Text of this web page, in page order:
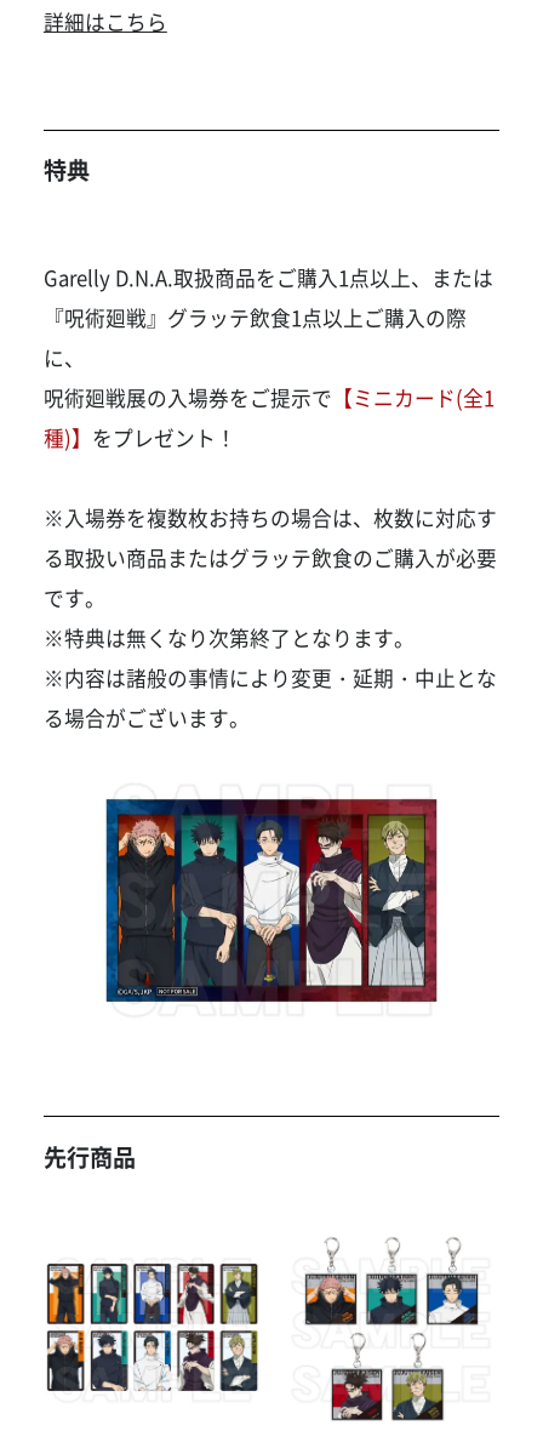
詳細はこちら
特典
Garelly D.N.A.取扱商品をご購入1点以上、または
『呪術廻戦』グラッテ飲食1点以上ご購入の際
に、
呪術廻戦展の入場券をご提示で 【ミニカード(全1
種)】 をプレゼント！
※入場券を複数枚お持ちの場合は、枚数に対応す
る取扱い商品またはグラッテ飲食のご購入が必要
です。
※特典は無くなり次第終了となります。
※内容は諸般の事情により変更・延期・中止とな
る場合がございます。
先行商品